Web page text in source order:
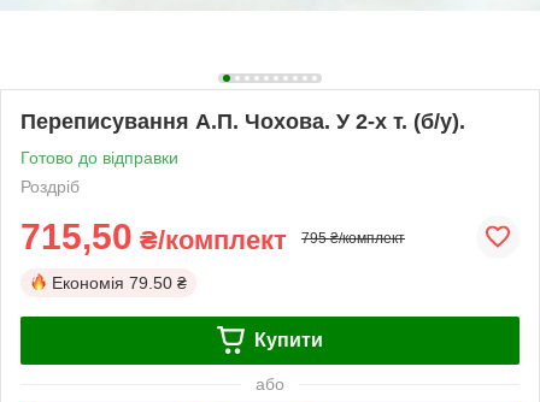
Переписування А.П. Чохова. У 2-х т. (б/у).
Готово до відправки
Роздріб
715,50 ₴/комплект 795 ₴/комплект
Економія 79.50 ₴
Купити
або